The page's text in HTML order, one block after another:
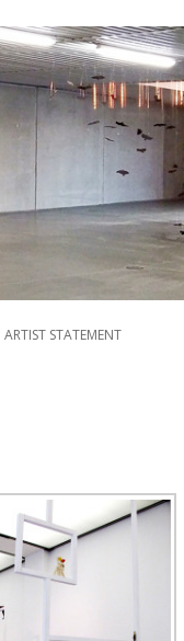
ARTIST STATEMENT